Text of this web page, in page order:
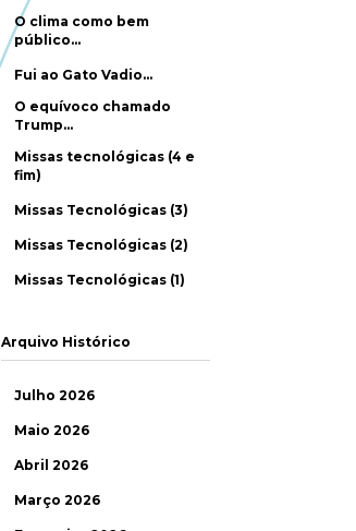
O clima como bem
público…
Fui ao Gato Vadio…
O equívoco chamado
Trump…
Missas tecnológicas (4 e
fim)
Missas Tecnológicas (3)
Missas Tecnológicas (2)
Missas Tecnológicas (1)
Arquivo Histórico
Julho 2026
Maio 2026
Abril 2026
Março 2026